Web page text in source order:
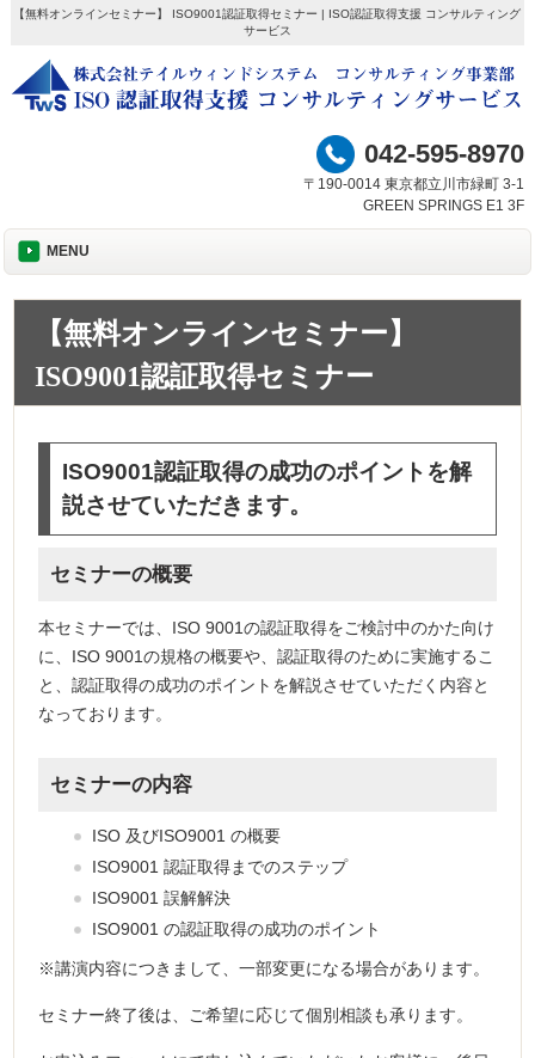
【無料オンラインセミナー】 ISO9001認証取得セミナー | ISO認証取得支援 コンサルティング
サービス
042-595-8970
〒190-0014 東京都立川市緑町 3-1
GREEN SPRINGS E1 3F
MENU
【無料オンラインセミナー】
ISO9001認証取得セミナー
ISO9001認証取得の成功のポイントを解
説させていただきます。
セミナーの概要
本セミナーでは、ISO 9001の認証取得をご検討中のかた向け
に、ISO 9001の規格の概要や、認証取得のために実施するこ
と、認証取得の成功のポイントを解説させていただく内容と
なっております。
セミナーの内容
ISO 及びISO9001 の概要
ISO9001 認証取得までのステップ
ISO9001 誤解解決
ISO9001 の認証取得の成功のポイント
※講演内容につきまして、一部変更になる場合があります。
セミナー終了後は、ご希望に応じて個別相談も承ります。